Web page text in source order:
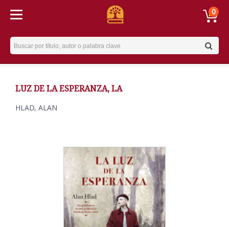
0
Username
LUZ DE LA ESPERANZA, LA
HLAD, ALAN